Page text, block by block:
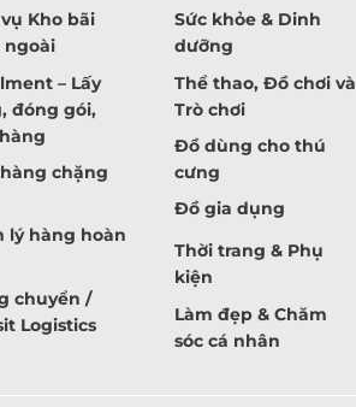
Kho bãi
ngoài
– Lấy
đóng gói,
chặng
lý hàng hoàn
chuyển /
Logistics
Sức khỏe & Dinh
dưỡng
Thể thao, Đồ chơi và
Trò chơi
Đồ dùng cho thú
cưng
Đồ gia dụng
Thời trang & Phụ
kiện
Làm đẹp & Chăm
sóc cá nhân